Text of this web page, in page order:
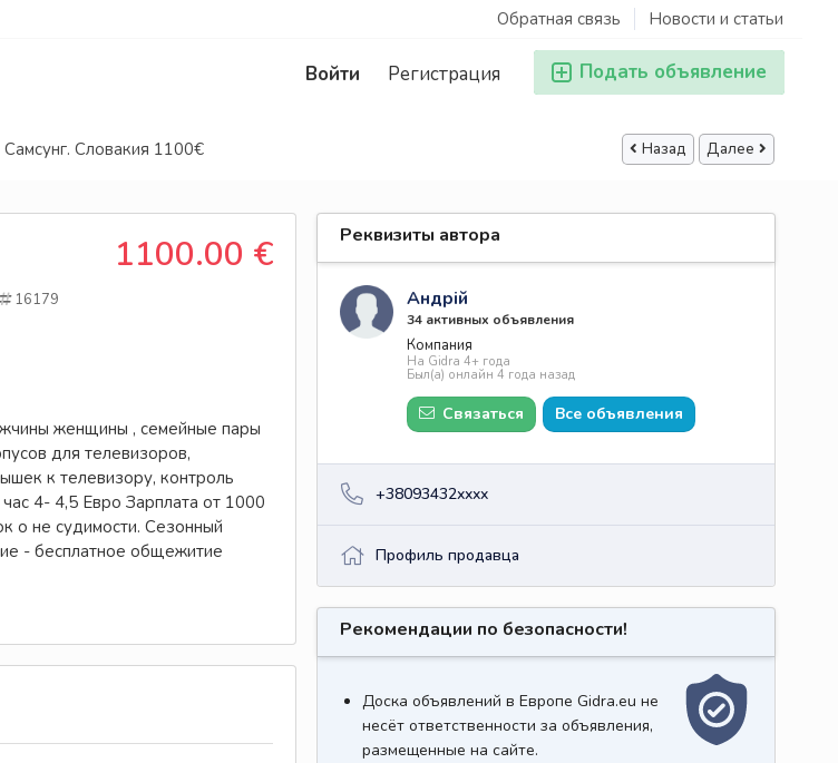
Новости и статьи
Обратная связь
Подать объявление
Регистрация
Войти
Словакия 1100€ Назад Далее
1100.00 €
16179
женщины , семейные пары
для телевизоров,
к телевизору, контроль
4- 4,5 Евро Зарплата от 1000
о не судимости. Сезонный
- бесплатное общежитие
Реквизиты автора
Андрій
34 активных объявления
Компания
На Gidra 4+ года
Был(а) онлайн 4 года назад
Связаться Все объявления
+38093432xxxx
Профиль продавца
Рекомендации по безопасности!
Доска объявлений в Европе Gidra.eu не
несёт ответственности за объявления,
размещенные на сайте.